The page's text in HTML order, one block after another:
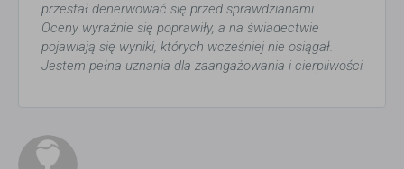
przestał denerwować się przed sprawdzianami.
Oceny wyraźnie się poprawiły, a na świadectwie
pojawiają się wyniki, których wcześniej nie osiągał.
Jestem pełna uznania dla zaangażowania i cierpliwości